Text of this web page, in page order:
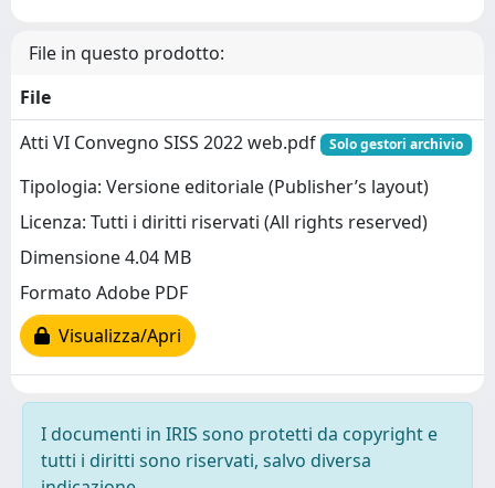
File in questo prodotto:
File
Atti VI Convegno SISS 2022 web.pdf
Solo gestori archivio
Tipologia: Versione editoriale (Publisher’s layout)
Licenza: Tutti i diritti riservati (All rights reserved)
Dimensione 4.04 MB
Formato Adobe PDF
Visualizza/Apri
I documenti in IRIS sono protetti da copyright e
tutti i diritti sono riservati, salvo diversa